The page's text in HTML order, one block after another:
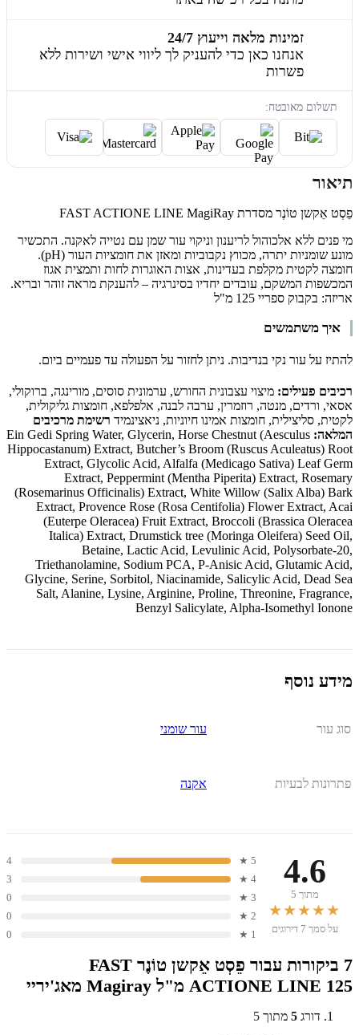
זמינות מלאה וייעוץ 24/7
אנחנו כאן כדי להעניק לך ליווי אישי ושירות ללא
פשרות
תשלום מאובטח:
תיאור
פֵסְט אֵקשן טוֹנֶר מסדרת FAST ACTIONE LINE MagiRay
מי פנים ללא אלכוהול לריענון וניקוי עור שמן עם נטייה לאקנה. התכשיר
מונע שומניות יתרה, מכווץ נקבוביות ומאזן את חומציות העור (pH).
חומצה לקטית מקלפת בעדינות, אצות האוגרות לחות ותמצית אגוז
המכשפות המשקם, עובדים יחדיו בסינרגיה – להענקת מראה זוהר ובריא.
אריזה: בקבוק ספריי 125 מ"ל
איך משתמשים
להתיז על עור נקי בנדיבות. ניתן לחזור על הפעולה עד פעמיים ביום.
רכיבים פעילים: מיצוי עצבונית החורש, ערמונית סוסים, מורינגה, ברוקולי,
אסאי, ורדים, מנטה, רוזמרין, ערבה לבנה, אלפלפא, חומצות גליקולית,
לקטית, סליצילית, חומצות אמינו חיוניות, ניאצינמיד רשימת מרכיבים
המלאה: Ein Gedi Spring Water, Glycerin, Horse Chestnut (Aesculus
Hippocastanum) Extract, Butcher’s Broom (Ruscus Aculeatus) Root
Extract, Glycolic Acid, Alfalfa (Medicago Sativa) Leaf Germ
Extract, Peppermint (Mentha Piperita) Extract, Rosemary
(Rosemarinus Officinalis) Extract, White Willow (Salix Alba) Bark
Extract, Provence Rose (Rosa Centifolia) Flower Extract, Acai
(Euterpe Oleracea) Fruit Extract, Broccoli (Brassica Oleracea
Italica) Extract, Drumstick tree (Moringa Oleifera) Seed Oil,
Betaine, Lactic Acid, Levulinic Acid, Polysorbate-20,
Triethanolamine, Sodium PCA, P-Anisic Acid, Glutamic Acid,
Glycine, Serine, Sorbitol, Niacinamide, Salicylic Acid, Dead Sea
Salt, Alanine, Lysine, Arginine, Proline, Threonine, Fragrance,
Benzyl Salicylate, Alpha-Isomethyl Ionone
מידע נוסף
סוג עור עור שומני
פתרונות לבעיות אקנה
4.6
מתוך 5
★★★★★
על סמך 7 דירוגים
5 ★
4
4 ★
3
3 ★
0
2 ★
0
1 ★
0
7 ביקורות עבור
פֵסְט אֵקשן טוֹנֶר FAST
ACTIONE LINE 125 מ"ל Magiray מאג'יריי
דורג 5 מתוך 5